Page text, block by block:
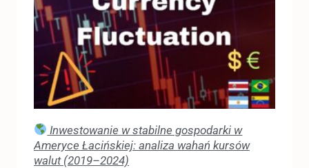
Inwestowanie w stabilne gospodarki w
Ameryce Łacińskiej: analiza wahań kursów
walut (2019–2024)